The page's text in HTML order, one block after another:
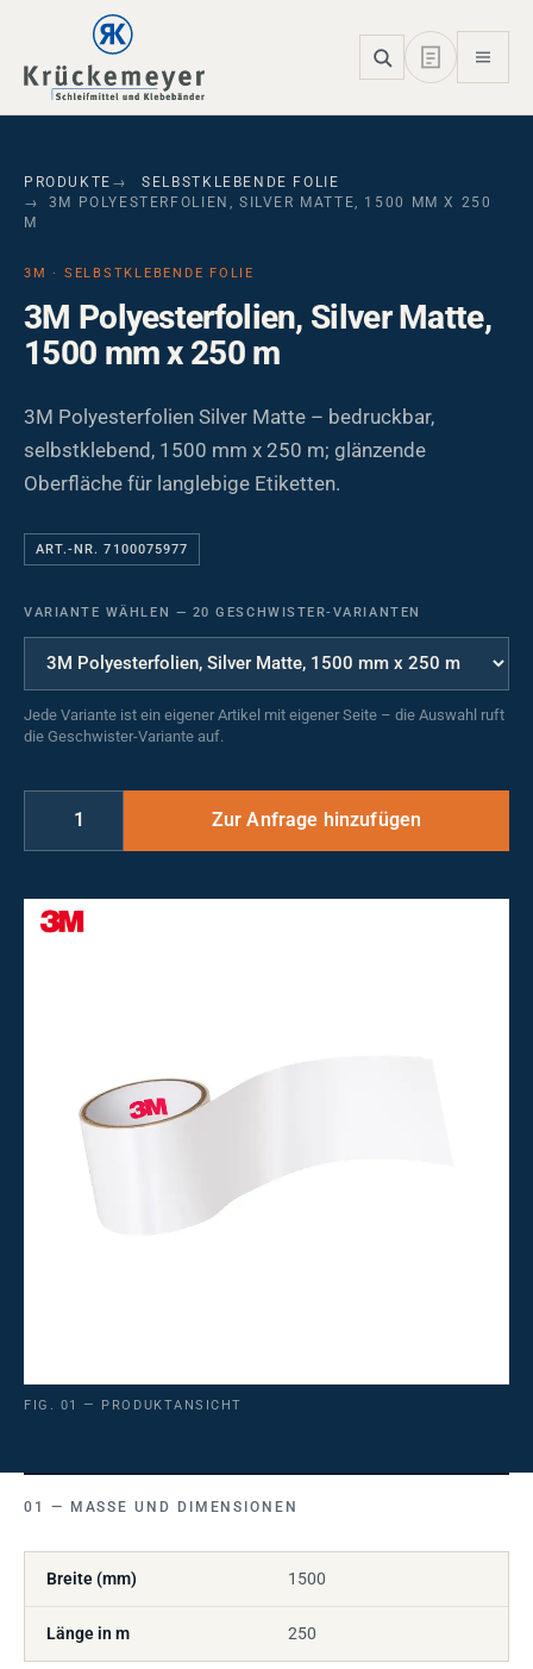
Skip to main navigation
Skip to main content
Skip to page footer
PRODUKTE
SELBSTKLEBENDE FOLIE
3M POLYESTERFOLIEN, SILVER MATTE, 1500 MM X 250
M
3M · SELBSTKLEBENDE FOLIE
3M Polyesterfolien, Silver Matte,
1500 mm x 250 m
3M Polyesterfolien Silver Matte – bedruckbar,
selbstklebend, 1500 mm x 250 m; glänzende
Oberfläche für langlebige Etiketten.
ART.-NR. 7100075977
VARIANTE WÄHLEN — 20 GESCHWISTER-VARIANTEN
Jede Variante ist ein eigener Artikel mit eigener Seite – die Auswahl ruft
die Geschwister-Variante auf.
FIG. 01 — PRODUKTANSICHT
MASSE UND DIMENSIONEN
Breite (mm) 1500
Länge in m 250